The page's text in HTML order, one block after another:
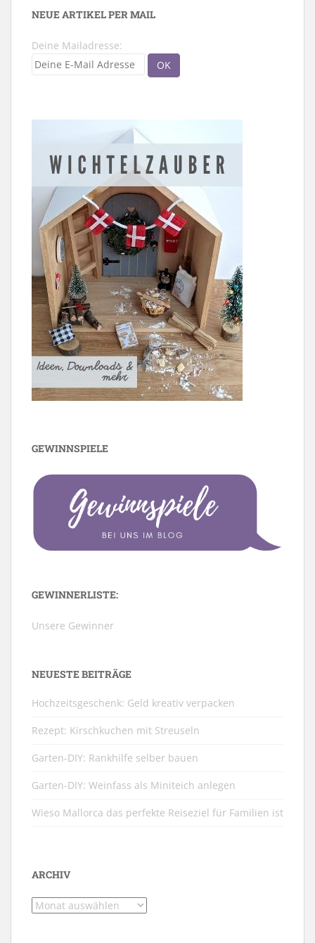
NEUE ARTIKEL PER MAIL
Deine Mailadresse:
GEWINNSPIELE
GEWINNERLISTE:
Unsere Gewinner
NEUESTE BEITRÄGE
Hochzeitsgeschenk: Geld kreativ verpacken
Rezept: Kirschkuchen mit Streuseln
Garten-DIY: Rankhilfe selber bauen
Garten-DIY: Weinfass als Miniteich anlegen
Wieso Mallorca das perfekte Reiseziel für Familien ist
ARCHIV
Archiv